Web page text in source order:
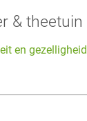
& theetuin
en gezelligheid